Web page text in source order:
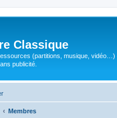
Classique
(partitions, musique,
publicité.
Membres